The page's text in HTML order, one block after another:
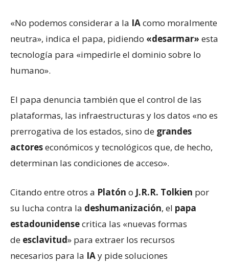
«No podemos considerar a la IAcomo moralmente
neutra», indica el papa, pidiendo «desarmar» esta
tecnología para «impedirle el dominio sobre lo
humano».
El papa denuncia también que el control de las
plataformas, las infraestructuras y los datos «no es
prerrogativa de los estados, sino de grandes
actoreseconómicos y tecnológicos que, de hecho,
determinan las condiciones de acceso».
Citando entre otros a Platón o J.R.R. Tolkien por
su lucha contra la deshumanización, el papa
estadounidensecritica las «nuevas formas
de esclavitud» para extraer los recursos
necesarios para la IAy pide soluciones